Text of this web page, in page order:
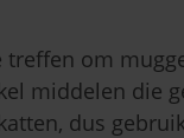
treffen om
middelen die
dus